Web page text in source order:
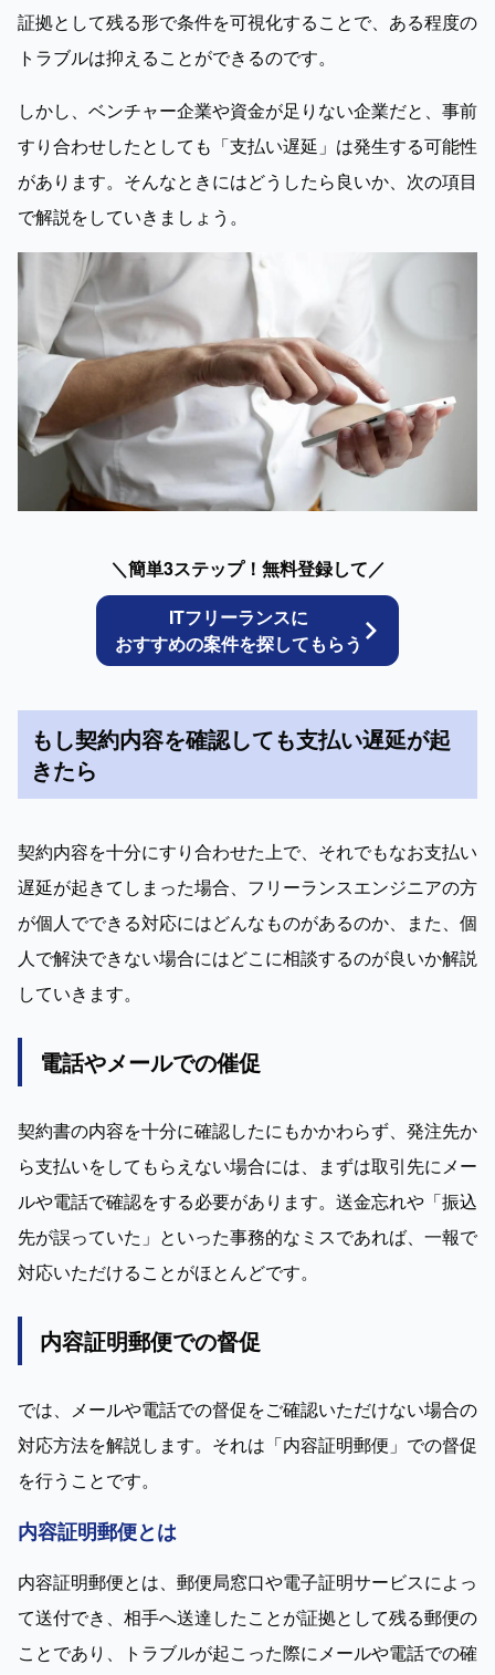
証拠として残る形で条件を可視化することで、ある程度の
トラブルは抑えることができるのです。
しかし、ベンチャー企業や資金が足りない企業だと、事前
すり合わせしたとしても「支払い遅延」は発生する可能性
があります。そんなときにはどうしたら良いか、次の項目
で解説をしていきましょう。
＼簡単3ステップ！無料登録して／
ITフリーランスに
おすすめの案件を探してもらう
もし契約内容を確認しても支払い遅延が起
きたら
契約内容を十分にすり合わせた上で、それでもなお支払い
遅延が起きてしまった場合、フリーランスエンジニアの方
が個人でできる対応にはどんなものがあるのか、また、個
人で解決できない場合にはどこに相談するのが良いか解説
していきます。
電話やメールでの催促
契約書の内容を十分に確認したにもかかわらず、発注先か
ら支払いをしてもらえない場合には、まずは取引先にメー
ルや電話で確認をする必要があります。送金忘れや「振込
先が誤っていた」といった事務的なミスであれば、一報で
対応いただけることがほとんどです。
内容証明郵便での督促
では、メールや電話での督促をご確認いただけない場合の
対応方法を解説します。それは「内容証明郵便」での督促
を行うことです。
内容証明郵便とは
内容証明郵便とは、郵便局窓口や電子証明サービスによっ
て送付でき、相手へ送達したことが証拠として残る郵便の
ことであり、トラブルが起こった際にメールや電話での確